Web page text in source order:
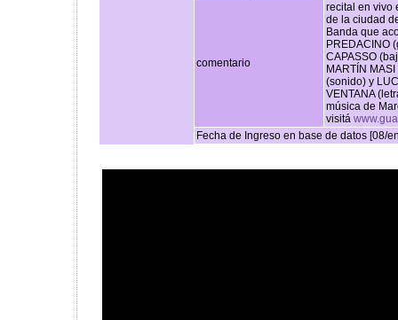
comentario
recital en vivo
de la ciudad
Banda que
PREDACINO
CAPASSO
MARTÍN
(sonido) y
VENTANA
música de
visitá
Fecha de Ingreso en base de datos [08/